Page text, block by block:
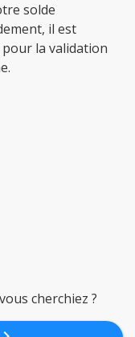
solde
il est
pour la validation
cherchiez ?